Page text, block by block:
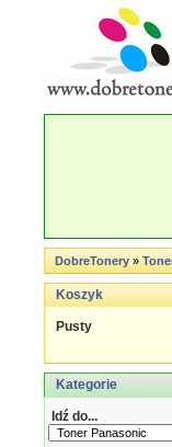
DobreTonery»
Koszyk
Pusty
Kategorie
Idź do...